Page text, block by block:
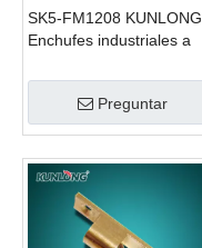
SK5-FM1208 KUNLONG
Enchufes industriales a
inoxidable 304
Preguntar